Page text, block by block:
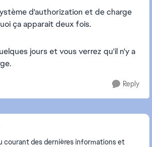
d'authorization et de charge
ça apparait deux fois.
jours et vous verrez qu'il n'y a
Reply
courant des dernières informations et